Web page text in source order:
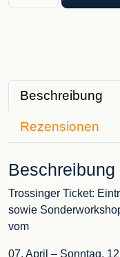
Beschreibung
Rezensionen
Beschreibung
Trossinger Ticket:
sowie
vom
07. April – Sonntag,